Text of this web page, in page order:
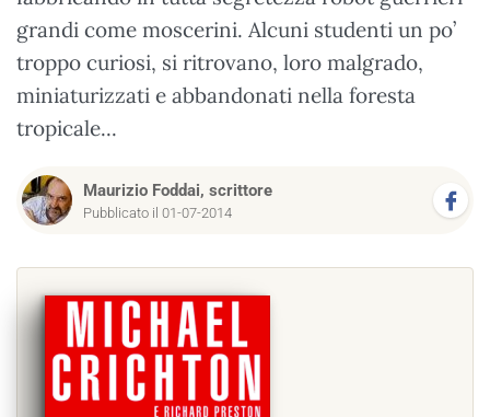
grandi come moscerini. Alcuni studenti un po’
troppo curiosi, si ritrovano, loro malgrado,
miniaturizzati e abbandonati nella foresta
tropicale...
Maurizio Foddai, scrittore
Pubblicato il 01-07-2014